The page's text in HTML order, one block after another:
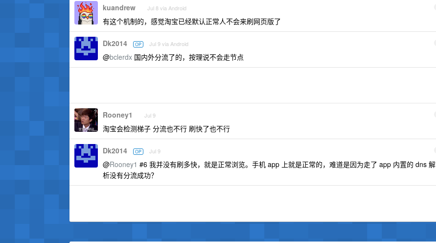
kuandrew Jul 8 via Android
有这个机制的，感觉淘宝已经默认正常人不会来刷网页版了
Dk2014 OP Jul 9 via Android
@bclerdx 国内外分流了的，按理说不会走节点
Rooney1 Jul 9
淘宝会检测梯子 分流也不行 刷快了也不行
Dk2014 OP Jul 9
@Rooney1 #6 我并没有刷多快，就是正常浏览。手机 app 上就是正常的，难道是因为走了 app 内置的 dns 解
析没有分流成功？